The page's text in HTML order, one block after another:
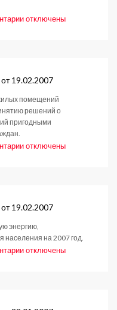
к
№
от
19.02.2007
отключены
19.02.2007
помещений
решений о
пригодными
к
№
от
19.02.2007
отключены
19.02.2007
энергию,
населения на 2007 год.
котключены